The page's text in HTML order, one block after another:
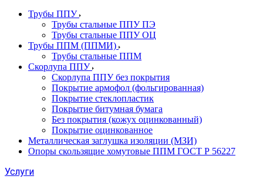
Трубы ППУ
Трубы стальные ППУ ПЭ
Трубы стальные ППУ ОЦ
Трубы ППМ (ППМИ)
Трубы стальные ППМ
Скорлупа ППУ
Скорлупа ППУ без покрытия
Покрытие армофол (фольгированная)
Покрытие стеклопластик
Покрытие битумная бумага
Без покрытия (кожух оцинкованный)
Покрытие оцинкованное
Металлическая заглушка изоляции (МЗИ)
Опоры скользящие хомутовые ППМ ГОСТ Р 56227
Услуги